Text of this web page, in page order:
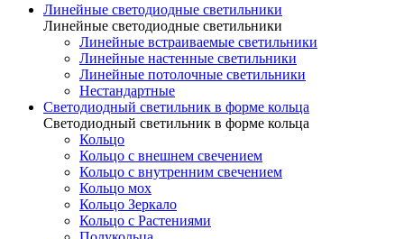
Линейные светодиодные светильники
Линейные светодиодные светильники
Линейные встраиваемые светильники
Линейные настенные светильники
Линейные потолочные светильники
Нестандартные
Светодиодный светильник в форме кольца
Светодиодный светильник в форме кольца
Кольцо
Кольцо с внешнем свечением
Кольцо с внутренним свечением
Кольцо мох
Кольцо Зеркало
Кольцо с Растениями